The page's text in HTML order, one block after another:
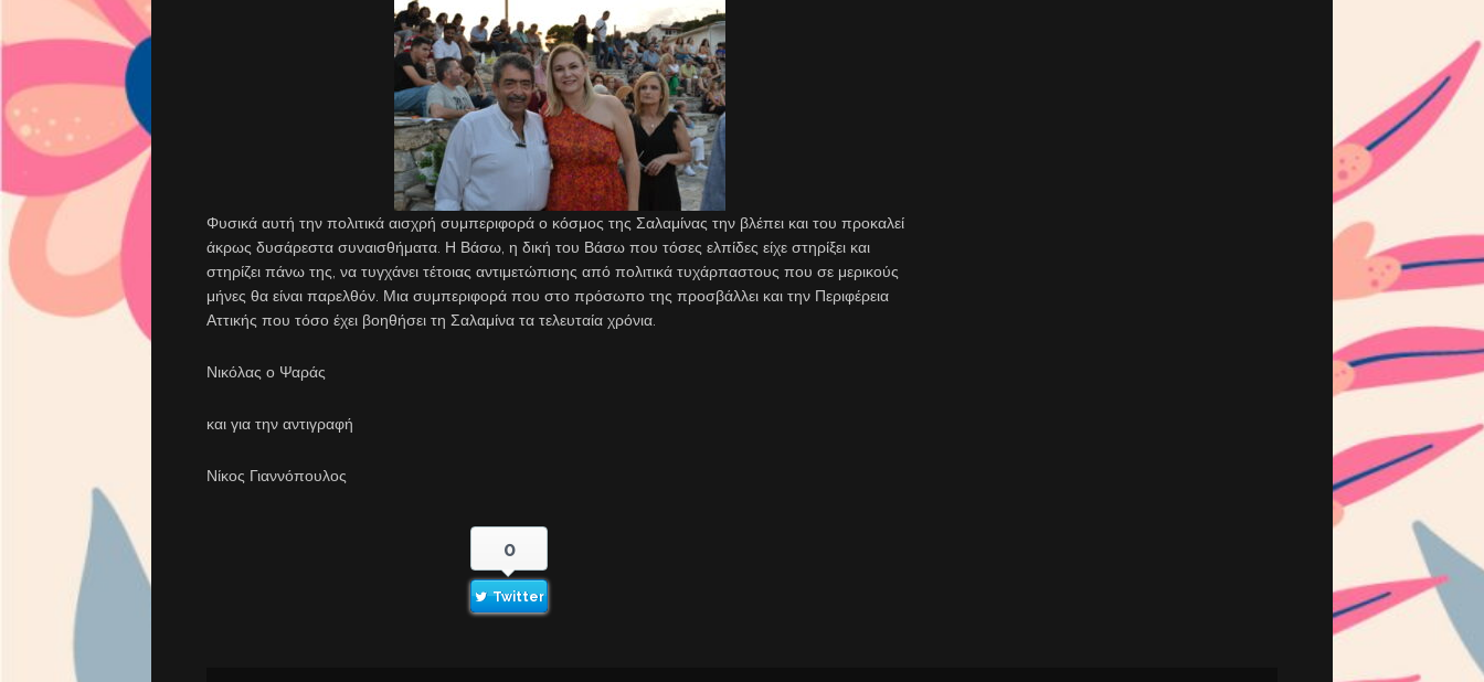
Φυσικά αυτή την πολιτικά αισχρή συμπεριφορά ο κόσμος της Σαλαμίνας την βλέπει και του προκαλεί
άκρως δυσάρεστα συναισθήματα. Η Βάσω, η δική του Βάσω που τόσες ελπίδες είχε στηρίξει και
στηρίζει πάνω της, να τυγχάνει τέτοιας αντιμετώπισης από πολιτικά τυχάρπαστους που σε μερικούς
μήνες θα είναι παρελθόν. Μια συμπεριφορά που στο πρόσωπο της προσβάλλει και την Περιφέρεια
Αττικής που τόσο έχει βοηθήσει τη Σαλαμίνα τα τελευταία χρόνια.
Νικόλας ο Ψαράς
και για την αντιγραφή
Νίκος Γιαννόπουλος
0
Twitter